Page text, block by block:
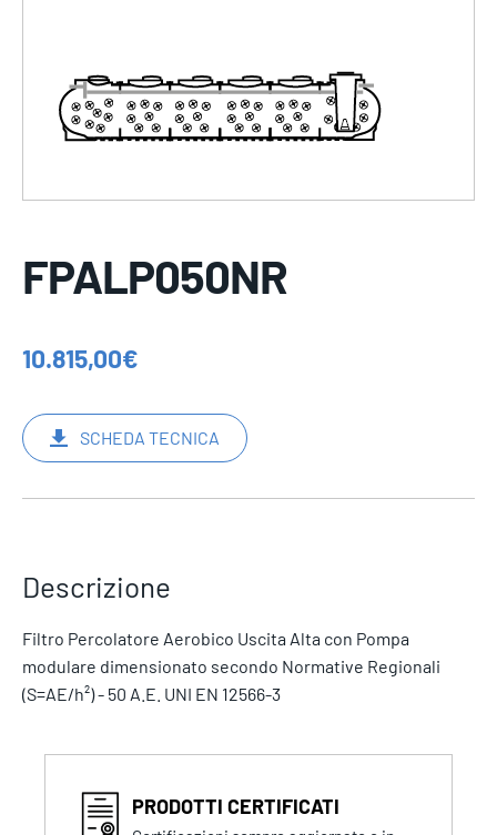
FPALP050NR
10.815,00€
SCHEDA TECNICA
Descrizione
Filtro Percolatore Aerobico Uscita Alta con Pompa
modulare dimensionato secondo Normative Regionali
(S=AE/h²) - 50 A.E. UNI EN 12566-3
PRODOTTI CERTIFICATI